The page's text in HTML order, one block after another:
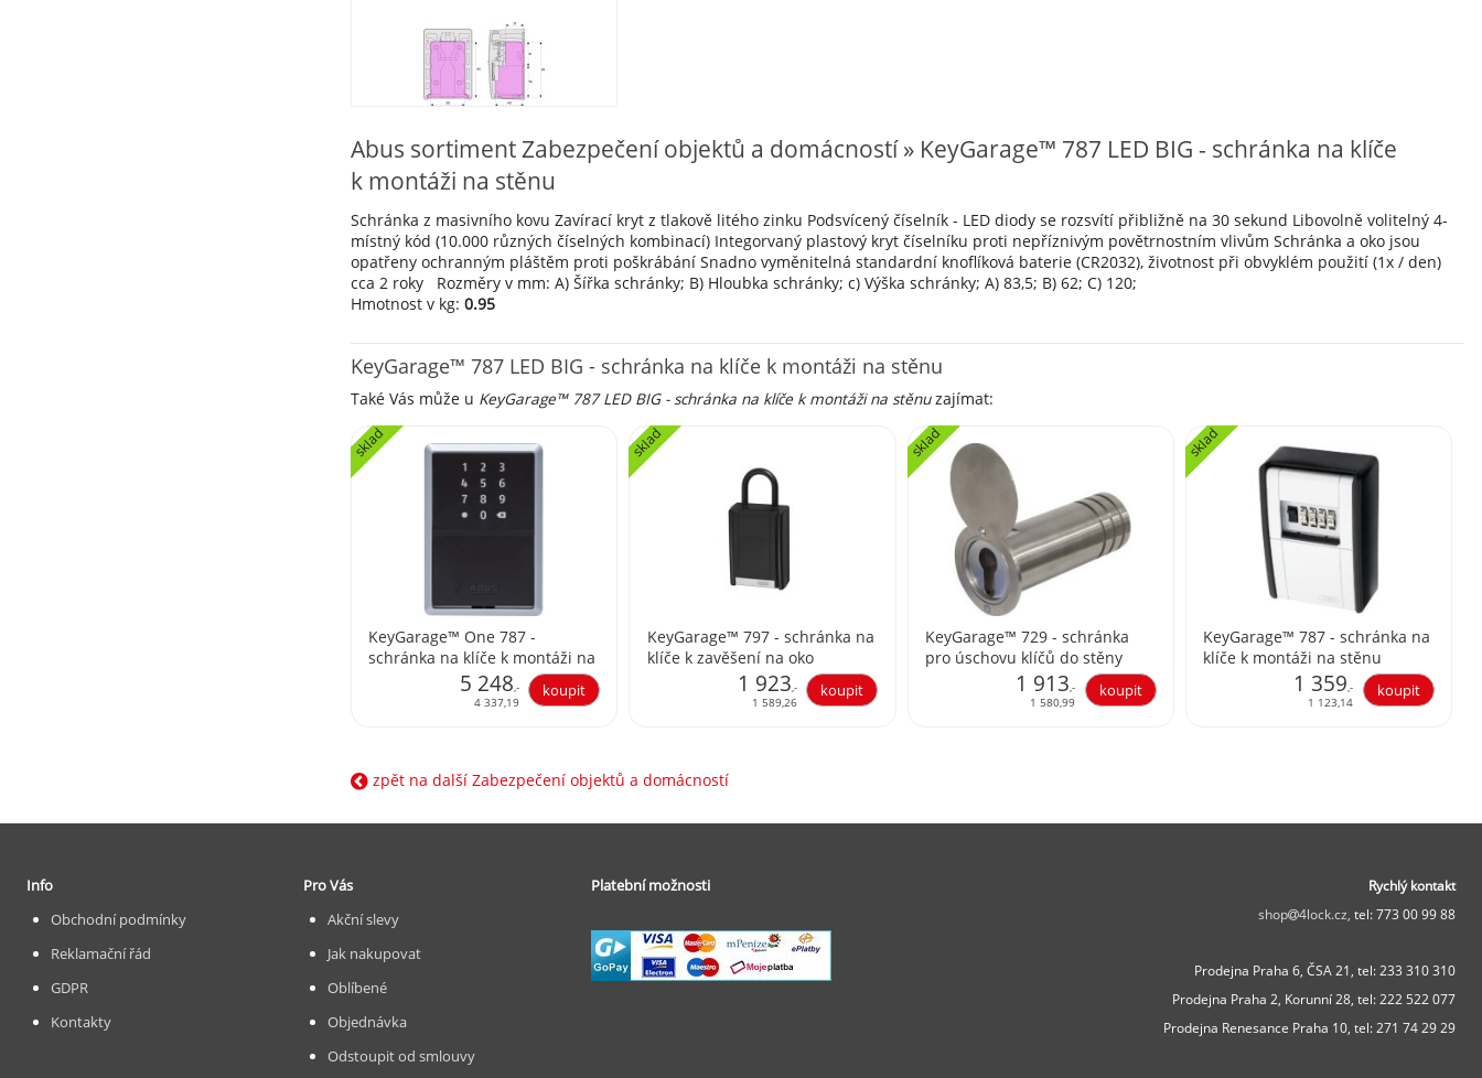
Abus sortiment Zabezpečení objektů a domácností » KeyGarage™ 787 LED BIG - schránka na klíče
k montáži na stěnu
Schránka z masivního kovu Zavírací kryt z tlakově litého zinku Podsvícený číselník - LED diody se rozsvítí přibližně na 30 sekund Libovolně volitelný 4-
místný kód (10.000 různých číselných kombinací) Integorvaný plastový kryt číselníku proti nepříznivým povětrnostním vlivům Schránka a oko jsou
opatřeny ochranným pláštěm proti poškrábání Snadno vyměnitelná standardní knoflíková baterie (CR2032), životnost při obvyklém použití (1x / den)
cca 2 roky Rozměry v mm: A) Šířka schránky; B) Hloubka schránky; c) Výška schránky; A) 83,5; B) 62; C) 120;
Hmotnost v kg:0.95
KeyGarage™ 787 LED BIG - schránka na klíče k montáži na stěnu
Také Vás může u KeyGarage™ 787 LED BIG - schránka na klíče k montáži na stěnuzajímat:
KeyGarage™ One 787 -
schránka na klíče k montáži na
sklad
5 248,-
4 337,19
KeyGarage™ 797 - schránka na
klíče k zavěšení na oko
sklad
1 923,-
1 589,26
KeyGarage™ 729 - schránka
pro úschovu klíčů do stěny
sklad
1 913,-
1 580,99
KeyGarage™ 787 - schránka na
klíče k montáži na stěnu
sklad
1 359,-
1 123,14
zpět na další Zabezpečení objektů a domácností
Rychlý kontakt
shop
4lock.cz, tel: 773 00 99 88
Prodejna Praha 6, ČSA 21, tel: 233 310 310
Prodejna Praha 2, Korunní 28, tel: 222 522 077
Prodejna Renesance Praha 10, tel: 271 74 29 29
Info
Obchodní podmínky
Reklamační řád
GDPR
Kontakty
Pro Vás
Akční slevy
Jak nakupovat
Oblíbené
Objednávka
Odstoupit od smlouvy
Platební možnosti